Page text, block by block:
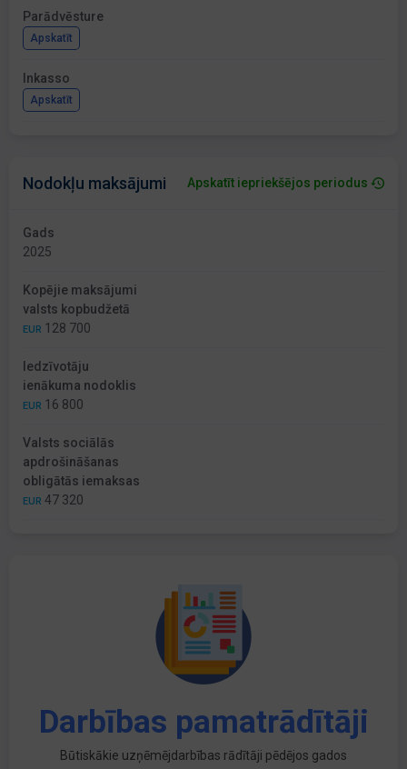
Parādvēsture
Apskatīt
Inkasso
Apskatīt
Nodokļu maksājumi Apskatīt iepriekšējos periodus
Gads
2025
Kopējie maksājumi
valsts kopbudžetā
EUR 128 700
Iedzīvotāju
ienākuma nodoklis
EUR 16 800
Valsts sociālās
apdrošināšanas
obligātās iemaksas
EUR 47 320
Darbības pamatrādītāji
Būtiskākie uzņēmējdarbības rādītāji pēdējos gados